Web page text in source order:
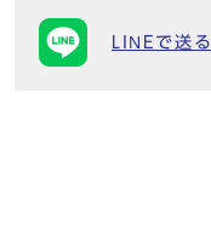
LINEで送る